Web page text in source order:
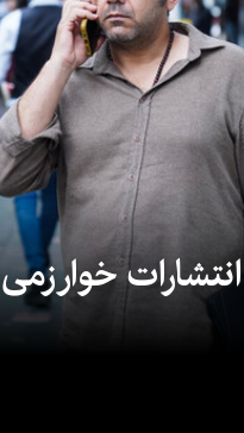
خوارزمی